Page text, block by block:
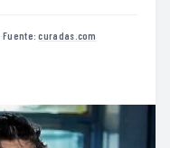
·Fuente:curadas.com